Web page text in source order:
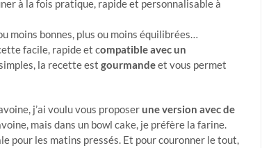
à la fois pratique, rapide et personnalisable à
moins bonnes, plus ou moins équilibrées…
facile, rapide et compatible avec un
la recette est gourmandeet vous permet
j’ai voulu vous proposerune version avec de
mais dans un bowl cake, je préfère la farine.
pour les matins pressés. Et pour couronner le tout,